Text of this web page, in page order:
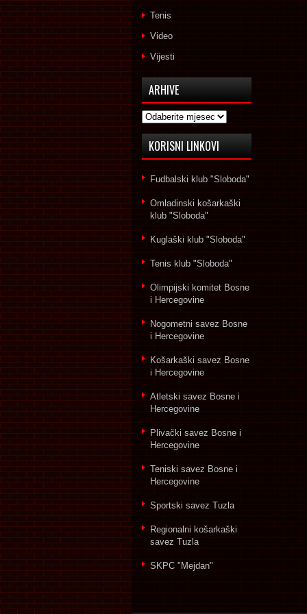
Tenis
Video
Vijesti
ARHIVE
Arhive
KORISNI LINKOVI
Fudbalski klub "Sloboda"
Omladinski košarkaški
klub "Sloboda"
Kuglaški klub "Sloboda"
Tenis klub "Sloboda"
Olimpijski komitet Bosne
i Hercegovine
Nogometni savez Bosne
i Hercegovine
Košarkaški savez Bosne
i Hercegovine
Atletski savez Bosne i
Hercegovine
Plivački savez Bosne i
Hercegovine
Teniski savez Bosne i
Hercegovine
Sportski savez Tuzla
Regionalni košarkaški
savez Tuzla
SKPC "Mejdan"